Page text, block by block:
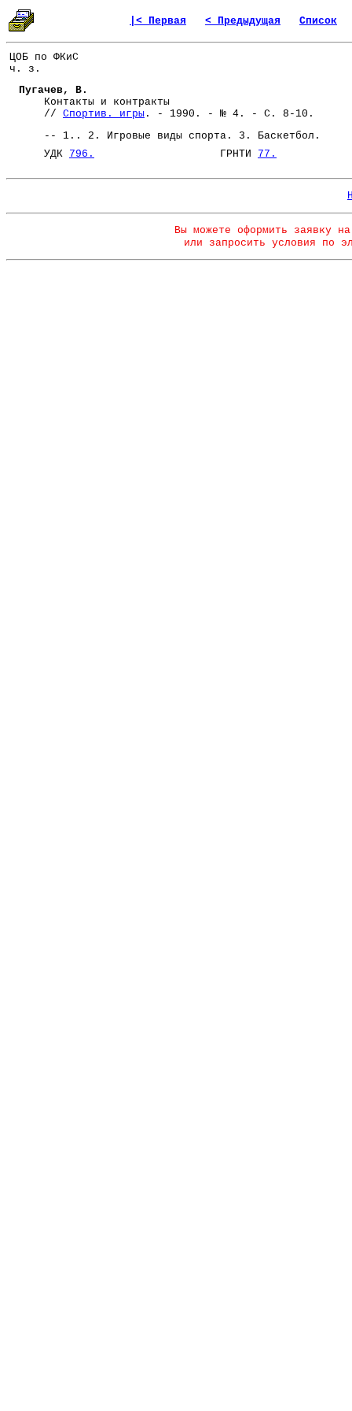
|< Первая < Предыдущая Список
ЦОБ по ФКиС
ч. з.
Пугачев, В.
Контакты и контракты
// Спортив. игры . - 1990. - № 4. - С. 8-10.
-- 1.. 2. Игровые виды спорта. 3. Баскетбол.
УДК 796. ГРНТИ 77.
Вы можете оформить заявку
или запросить условия по